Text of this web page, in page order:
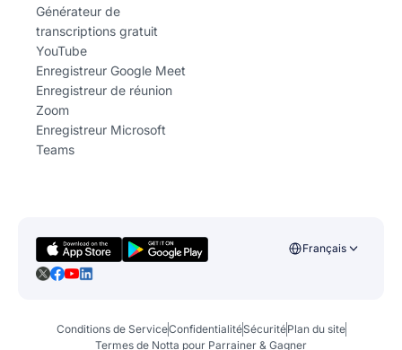
Générateur de
transcriptions gratuit
YouTube
Enregistreur Google Meet
Enregistreur de réunion
Zoom
Enregistreur Microsoft
Teams
Français
Conditions de ServiceConfidentialitéSécuritéPlan du site
Termes de Notta pour Parrainer & Gagner